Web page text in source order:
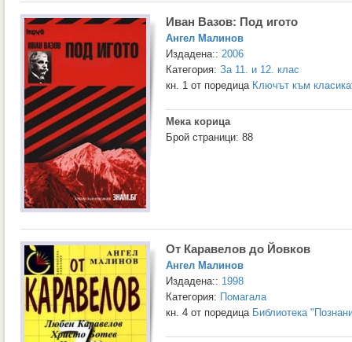
Иван Вазов: Под игото
Ангел Малинов
Издадена:: 2006
Категория: За 11. и 12. клас
кн. 1 от поредица Ключът към
Мека корица
Брой страници: 88
От Каравелов до Йовков
Ангел Малинов
Издадена:: 1998
Категория: Помагала
кн. 4 от поредица Библиотека